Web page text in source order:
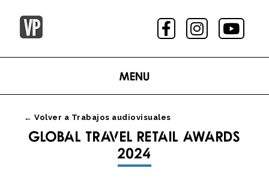
Menu
← Volver a Trabajos audiovisuales
GLOBAL TRAVEL RETAIL AWARDS
2024